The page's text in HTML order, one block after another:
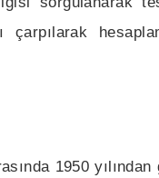
1950 yılından